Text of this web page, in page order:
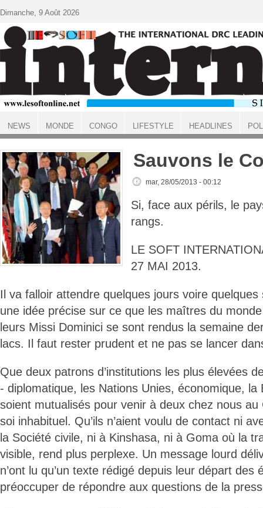
ACCUEIL
Sauvons le
mar, 28/05/2013 - 00:12
Si, face aux périls, le
rangs.
LE SOFT
27 MAI 2013.
Il va falloir attendre quelques jours voire
une idée précise sur ce que les maîtres du
leurs Missi Dominici se sont rendus la semaine
lacs. Il faut rester prudent et ne pas se lancer
Que deux patrons d’institutions les plus élevées
- diplomatique, les Nations Unies, économique, la
soient mutualisés pour venir à deux chez nous
soi inhabituel. Qu’ils n’aient voulu de contact ni
la Société civile, ni à Kinshasa, ni à Goma où la
visible, rend plus perplexe. Un message lourd
n’ont lu qu’un texte rédigé depuis leur départ des
préoccuper de répondre aux questions de la
Dimanche, 9 Août 2026
NEWS MONDE CONGO LIFESTYLE HEADLINES